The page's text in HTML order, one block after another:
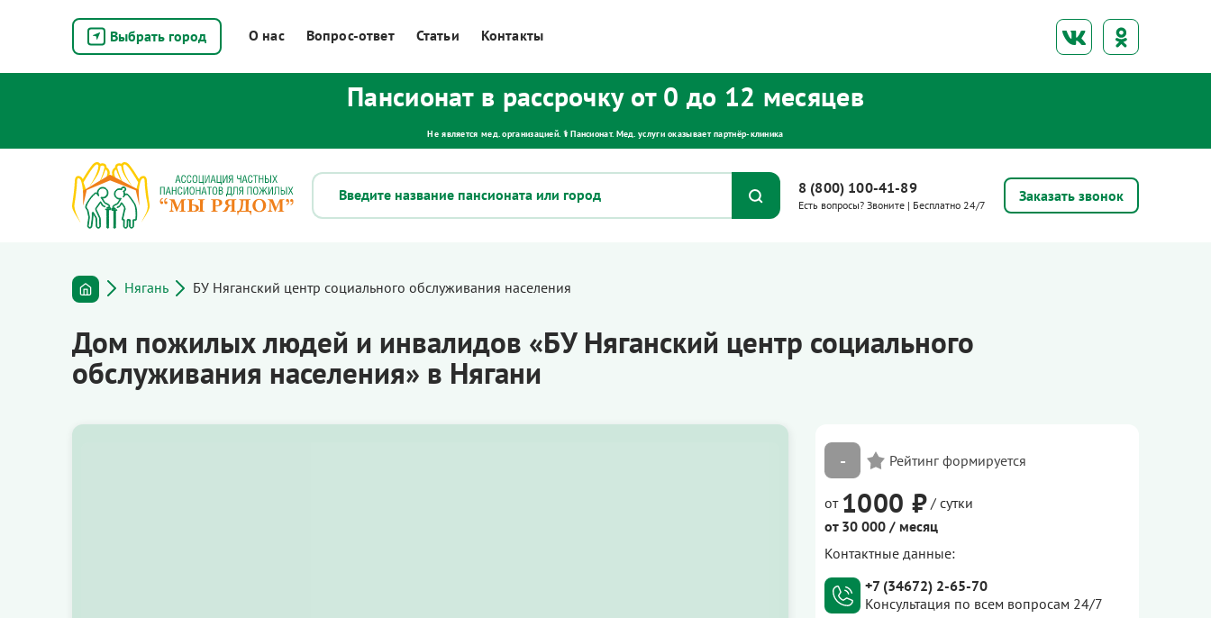
Выбрать город О нас Вопрос-ответ Статьи Контакты
Пансионат в рассрочку от 0 до 12 месяцев
Не является мед. организацией. ⚕ Пансионат. Мед. услуги оказывает партнёр‑клиника
8 (800) 100-41-89
Есть вопросы? Звоните | Бесплатно 24/7
Заказать звонок
Нягань БУ Няганский центр социального обслуживания населения
Дом пожилых людей и инвалидов «БУ Няганский центр социального
обслуживания населения» в Нягани
-
от 1000 ₽/ сутки
от 30 000 / месяц
Контактные данные:
+7 (34672) 2-65-70
Консультация по всем вопросам 24/7